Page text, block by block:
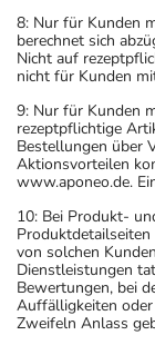
8: Nur für Kunden
berechnet sich
Nicht auf
nicht für Kunden
9: Nur für Kunden
rezeptpflichtige
Bestellungen über
Aktionsvorteilen
www.aponeo.de.
10: Bei Produkt-
von solchen
Dienstleistungen
Bewertungen, bei
Auffälligkeiten
Zweifeln Anlass